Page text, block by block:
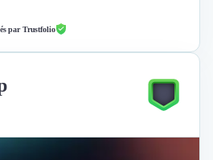
par Trustfolio